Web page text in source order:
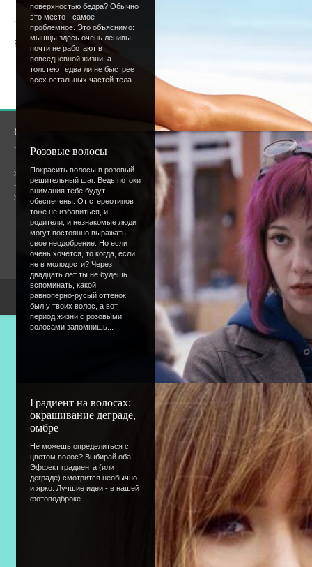
поверхностью бедра? Обычно
это место - самое
проблемное. Это объяснимо:
мышцы здесь очень ленивы,
почти не работают в
повседневной жизни, а
толстеют едва ли не быстрее
всех остальных частей тела.
Розовые волосы
Покрасить волосы в розовый -
решительный шаг. Ведь потоки
внимания тебе будут
обеспечены. От стереотипов
тоже не избавиться, и
родители, и незнакомые люди
могут постоянно выражать
свое неодобрение. Но если
очень хочется, то когда, если
не в молодости? Через
двадцать лет ты не будешь
вспоминать, какой
равноперно-русый оттенок
был у твоих волос, а вот
период жизни с розовыми
волосами запомнишь...
Градиент на волосах:
окрашивание деграде,
омбре
Не можешь определиться с
цветом волос? Выбирай оба!
Эффект градиента (или
деграде) смотрится необычно
и ярко. Лучшие идеи - в нашей
фотоподброке.
Всего комментариев:
Добавлять комментарии могут только
О сайте
Общая информация
Форум
Сообщество
Онлайн всего:22
21
Пользователей:
1
devuskakiss
Copyright